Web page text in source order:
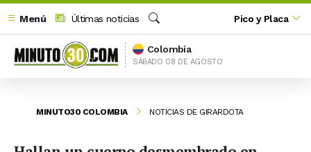
Menú
Últimas noticias
Buscar
Pico y Placa
Colombia
SÁBADO 08 DE AGOSTO
MINUTO30 COLOMBIA NOTICIAS DE GIRARDOTA